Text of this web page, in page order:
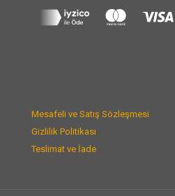
Mesafeli ve Satış Sözleşmesi
Gizlilik Politikası
Teslimat ve İade